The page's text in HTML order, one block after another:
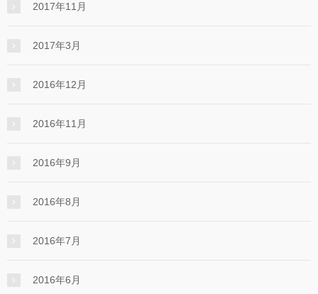
2017年11月
2017年3月
2016年12月
2016年11月
2016年9月
2016年8月
2016年7月
2016年6月